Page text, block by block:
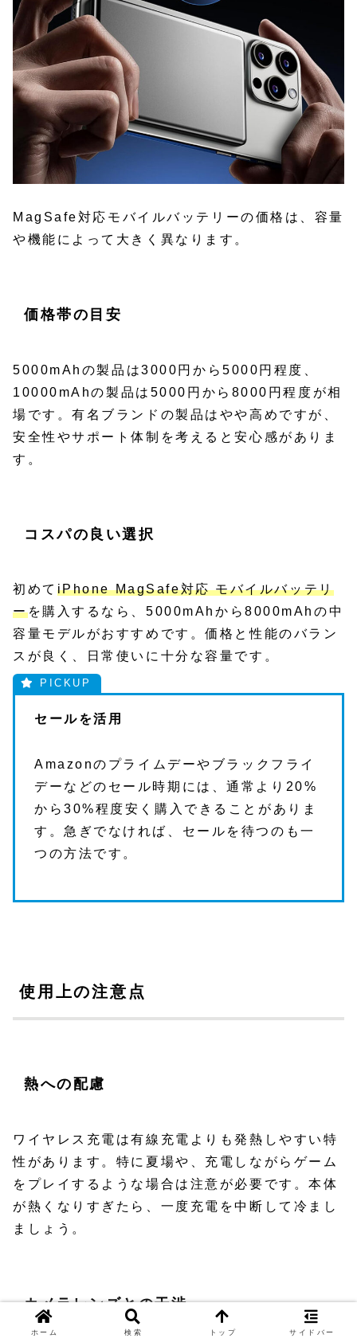
MagSafe対応モバイルバッテリーの価格は、容量
や機能によって大きく異なります。
価格帯の目安
5000mAhの製品は3000円から5000円程度、
10000mAhの製品は5000円から8000円程度が相
場です。有名ブランドの製品はやや高めですが、
安全性やサポート体制を考えると安心感がありま
す。
コスパの良い選択
初めて iPhone MagSafe対応 モバイルバッテリ
ーを購入するなら、5000mAhから8000mAhの中
容量モデルがおすすめです。価格と性能のバラン
スが良く、日常使いに十分な容量です。
セールを活用
Amazonのプライムデーやブラックフライ
デーなどのセール時期には、通常より20%
から30%程度安く購入できることがありま
す。急ぎでなければ、セールを待つのも一
つの方法です。
使用上の注意点
熱への配慮
ワイヤレス充電は有線充電よりも発熱しやすい特
性があります。特に夏場や、充電しながらゲーム
をプレイするような場合は注意が必要です。本体
が熱くなりすぎたら、一度充電を中断して冷まし
ましょう。
カメラレンズとの干渉
ホーム 検索 トップ サイドバー